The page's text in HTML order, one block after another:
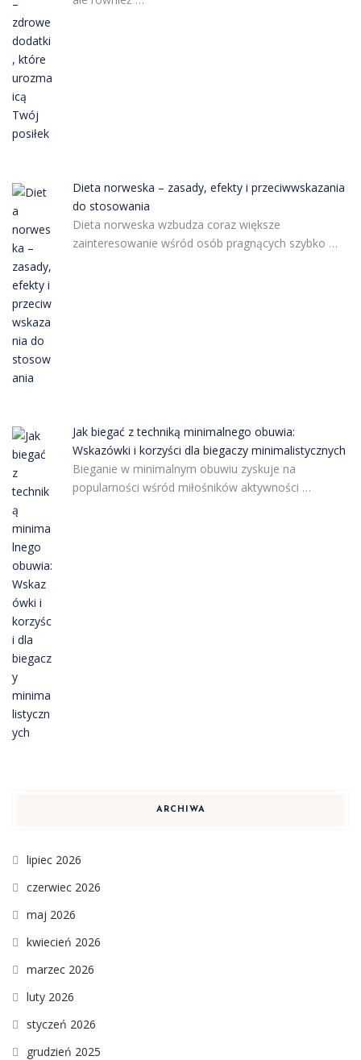
Dieta norweska – zasady, efekty i przeciwwskazania
do stosowania
Dieta norweska wzbudza coraz większe
zainteresowanie wśród osób pragnących szybko …
Jak biegać z techniką minimalnego obuwia:
Wskazówki i korzyści dla biegaczy minimalistycznych
Bieganie w minimalnym obuwiu zyskuje na
popularności wśród miłośników aktywności …
ARCHIWA
lipiec 2026
czerwiec 2026
maj 2026
kwiecień 2026
marzec 2026
luty 2026
styczeń 2026
grudzień 2025